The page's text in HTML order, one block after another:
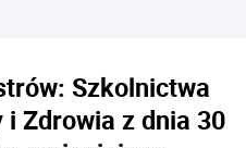
Szkolnictwa
Zdrowia z dnia 30